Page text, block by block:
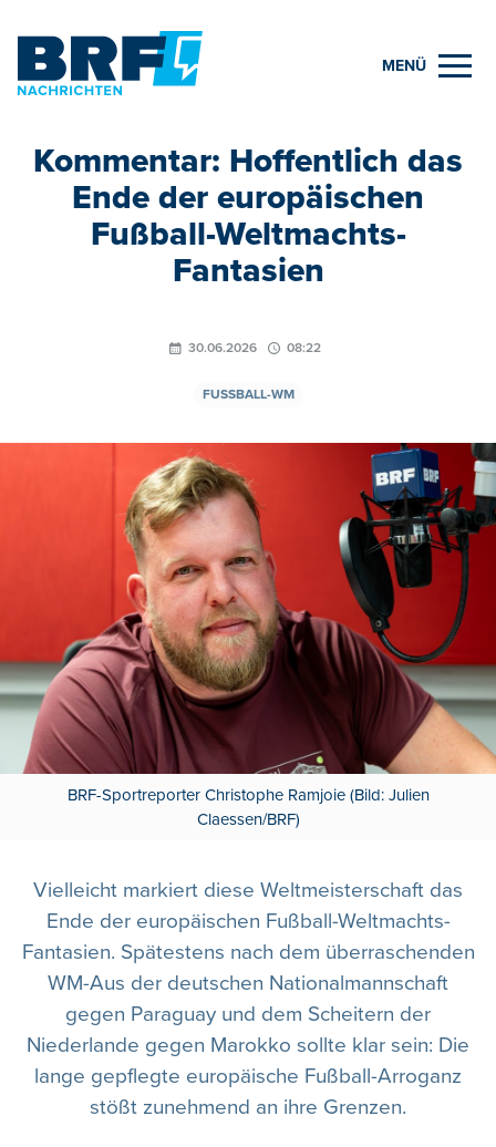
MENÜ
Kommentar: Hoffentlich das
Ende der europäischen
Fußball-Weltmachts-
Fantasien
30.06.2026 08:22
FUSSBALL-WM
BRF-Sportreporter Christophe Ramjoie (Bild: Julien
Claessen/BRF)
Vielleicht markiert diese Weltmeisterschaft das
Ende der europäischen Fußball-Weltmachts-
Fantasien. Spätestens nach dem überraschenden
WM-Aus der deutschen Nationalmannschaft
gegen Paraguay und dem Scheitern der
Niederlande gegen Marokko sollte klar sein: Die
lange gepflegte europäische Fußball-Arroganz
stößt zunehmend an ihre Grenzen.